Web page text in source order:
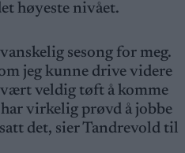
høyeste nivået.
sesong for meg.
jeg kunne drive videre
veldig tøft å komme
virkelig prøvd å jobbe
det, sier Tandrevold til